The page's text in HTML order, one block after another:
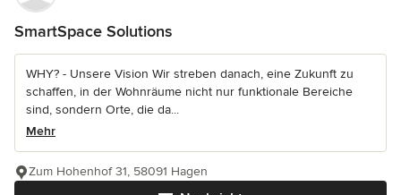
SmartSpace Solutions
WHY? - Unsere Vision Wir streben danach, eine Zukunft zu
schaffen, in der Wohnräume nicht nur funktionale Bereiche
sind, sondern Orte, die da...
Mehr
Zum Hohenhof 31, 58091 Hagen